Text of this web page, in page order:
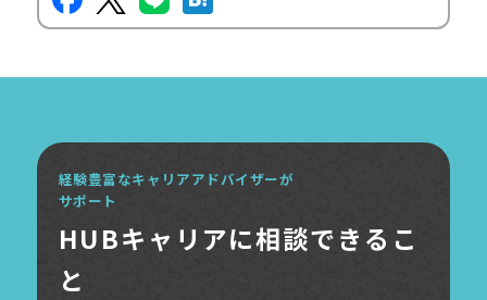
経験豊富なキャリアアドバイザーが
サポート
HUBキャリアに相談できるこ
と